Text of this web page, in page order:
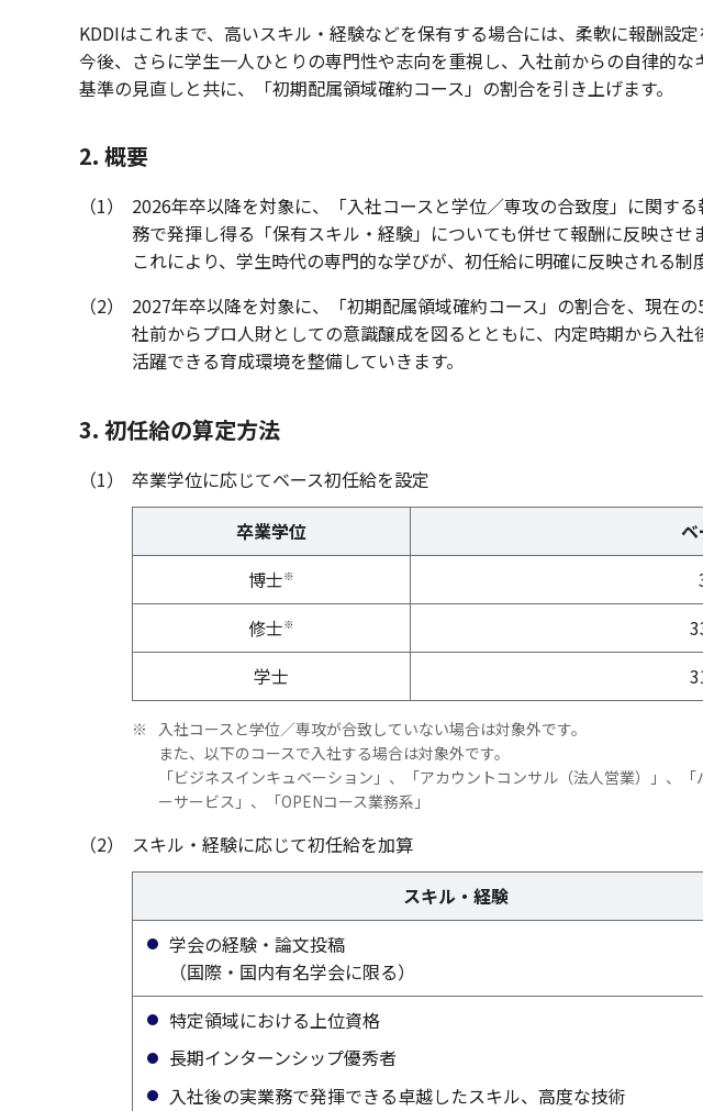
KDDIはこれまで、高いスキル・経験などを保有する場合には、柔軟に報酬設定
今後、さらに学生一人ひとりの専門性や志向を重視し、入社前からの自律的
基準の見直しと共に、「初期配属領域確約コース」の割合を引き上げます。
2. 概要
（1）
2026年卒以降を対象に、「入社コースと学位／専攻の合致度」に関す
務で発揮し得る「保有スキル・経験」についても併せて報酬に反映させ
これにより、学生時代の専門的な学びが、初任給に明確に反映される制
（2）
2027年卒以降を対象に、「初期配属領域確約コース」の割合を、現在
社前からプロ人財としての意識醸成を図るとともに、内定時期から入
活躍できる育成環境を整備していきます。
3. 初任給の算定方法
（1）
卒業学位に応じてベース初任給を設定
卒業学位
博士※
修士※
学士
※
入社コースと学位／専攻が合致していない場合は対象外です。
また、以下のコースで入社する場合は対象外です。
「ビジネスインキュベーション」、「アカウントコンサル（法人営業）」、
ーサービス」、「OPENコース業務系」
（2）
スキル・経験に応じて初任給を加算
スキル・経験
学会の経験・論文投稿
（国際・国内有名学会に限る）
特定領域における上位資格
長期インターンシップ優秀者
入社後の実業務で発揮できる卓越したスキル、高度な技術